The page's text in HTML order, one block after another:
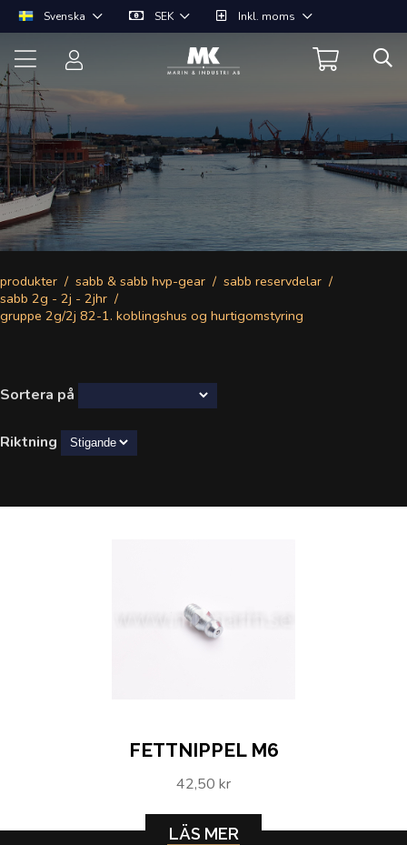
Svenska SEK Inkl. moms
produkter sabb & sabb hvp-gear
sabb reservdelar
sabb 2g - 2j - 2jhr
gruppe 2g/2j 82-1. koblingshus og hurtigomstyring
Sortera på
Riktning
FETTNIPPEL M6
42,50 kr
LÄS MER